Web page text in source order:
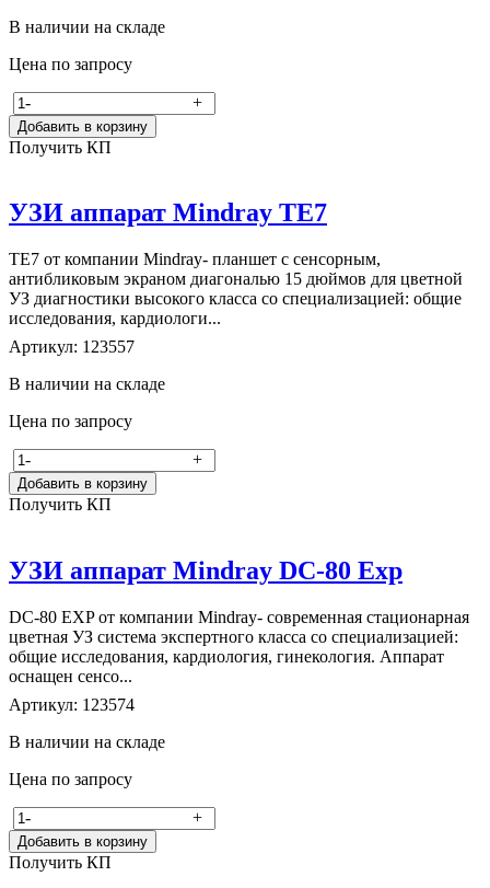
В наличии на складе
Цена по запросу
- +
Добавить в корзину
Получить КП
УЗИ аппарат Mindray TE7
TE7 от компании Mindray- планшет с сенсорным,
антибликовым экраном диагональю 15 дюймов для цветной
УЗ диагностики высокого класса со специализацией: общие
исследования, кардиологи...
Артикул: 123557
В наличии на складе
Цена по запросу
- +
Добавить в корзину
Получить КП
УЗИ аппарат Mindray DC-80 Exp
DC-80 EXP от компании Mindray- современная стационарная
цветная УЗ система экспертного класса со специализацией:
общие исследования, кардиология, гинекология. Аппарат
оснащен сенсо...
Артикул: 123574
В наличии на складе
Цена по запросу
- +
Добавить в корзину
Получить КП